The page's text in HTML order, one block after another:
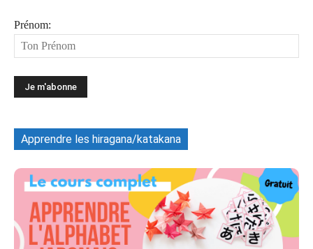
Prénom:
Apprendre les hiragana/katakana